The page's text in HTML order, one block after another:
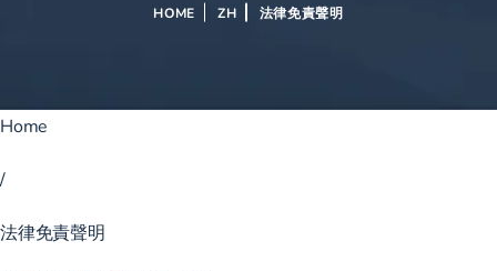
HOME ZH 法律免責聲明
Home
/
法律免責聲明